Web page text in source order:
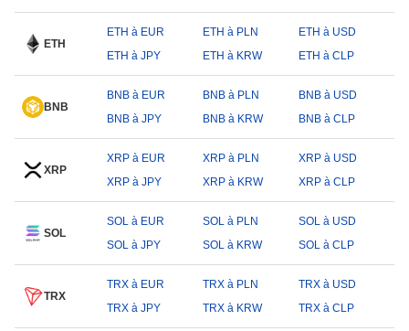
ETH
ETH à EUR ETH à PLN
ETH à USD
ETH à JPY
ETH à KRW ETH à CLP
BNB
BNB à EUR BNB à PLN
BNB à USD
BNB à JPY
BNB à KRW BNB à CLP
XRP
XRP à EUR XRP à PLN
XRP à USD
XRP à JPY
XRP à KRW XRP à CLP
SOL
SOL à EUR SOL à PLN
SOL à USD
SOL à JPY
SOL à KRW SOL à CLP
TRX
TRX à EUR TRX à PLN
TRX à USD
TRX à JPY
TRX à KRW TRX à CLP